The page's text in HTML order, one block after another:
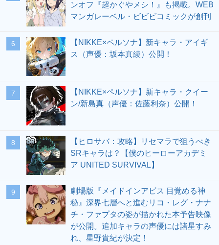
ンオフ『超かぐやメシ！』も掲載。WEB
マンガレーベル・ビビビコミックが創刊
6
【NIKKE×ペルソナ】新キャラ・アイギ
ス（声優：坂本真綾）公開！
7
【NIKKE×ペルソナ】新キャラ・クイー
ン/新島真（声優：佐藤利奈）公開！
8
【ヒロサバ：攻略】リセマラで狙うべき
SRキャラは？【僕のヒーローアカデミ
ア UNITED SURVIVAL】
9
劇場版『メイドインアビス 目覚める神
秘』深界七層へと進むリコ・レグ・ナナ
チ・ファプタの姿が描かれた本予告映像
が公開。追加キャラの声優には諸星すみ
れ、星野貴紀が決定！